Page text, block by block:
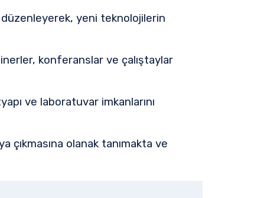
düzenleyerek, yeni teknolojilerin
konferanslar ve çalıştaylar
ve laboratuvar imkanlarını
çıkmasına olanak tanımakta ve